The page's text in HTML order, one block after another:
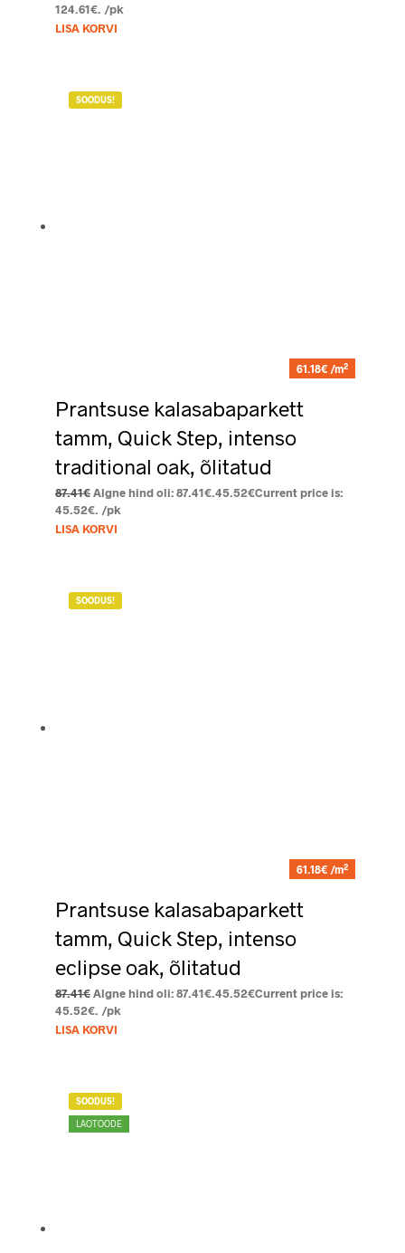
124.61€. /pk
LISA KORVI
SOODUS!
61.18€ /m2
Prantsuse kalasabaparkett
tamm, Quick Step, intenso
traditional oak, õlitatud
87.41€ Algne hind oli: 87.41€.45.52€Current price is:
45.52€. /pk
LISA KORVI
SOODUS!
61.18€ /m2
Prantsuse kalasabaparkett
tamm, Quick Step, intenso
eclipse oak, õlitatud
87.41€ Algne hind oli: 87.41€.45.52€Current price is:
45.52€. /pk
LISA KORVI
SOODUS!
LAOTOODE